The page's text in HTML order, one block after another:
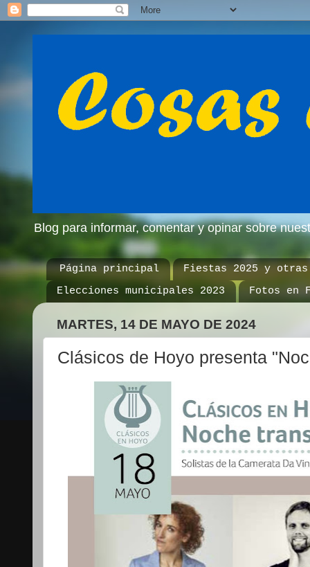
Blog para informar, comentar y opinar sobre
Página principal
Fiestas 2025 y otras
Elecciones municipales 2023
Fotos en
MARTES, 14 DE MAYO DE 2024
Clásicos de Hoyo presenta